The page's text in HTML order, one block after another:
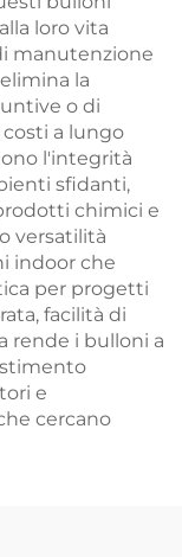
loro vita
manutenzione
la
o di
a lungo
l'integrità
sfidanti,
chimici e
versatilità
indoor che
per progetti
facilità di
rende i bulloni a
e
cercano